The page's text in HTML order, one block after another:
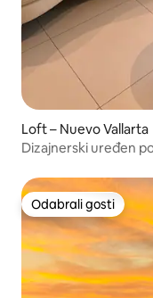
Loft – Nuevo Vallarta
Dizajnerski uređen
Odabrali gosti
Odabrali gosti